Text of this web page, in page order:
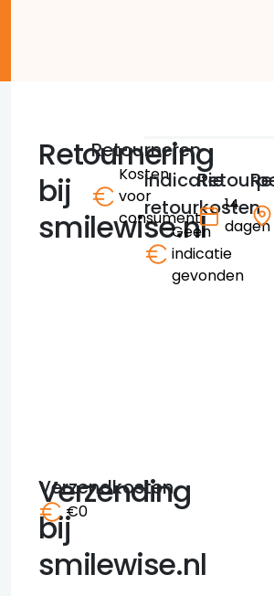
Retournering
bij
smilewise.nl
Retourneren
Kosten
voor
consument
Indicatie
retourkosten
Geen
indicatie
gevonden
14
dagen
Verzending
bij
smilewise.nl
Verzendkosten
€0